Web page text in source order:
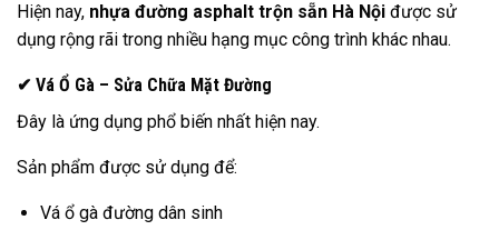
Hiện nay, nhựa đường asphalt trộn sẵn Hà Nội được sử
dụng rộng rãi trong nhiều hạng mục công trình khác nhau.
✔ Vá Ổ Gà – Sửa Chữa Mặt Đường
Đây là ứng dụng phổ biến nhất hiện nay.
Sản phẩm được sử dụng để:
Vá ổ gà đường dân sinh